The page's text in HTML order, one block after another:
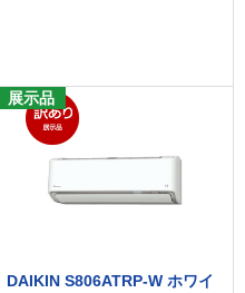
展示品
DAIKIN S806ATRP-W ホワイ